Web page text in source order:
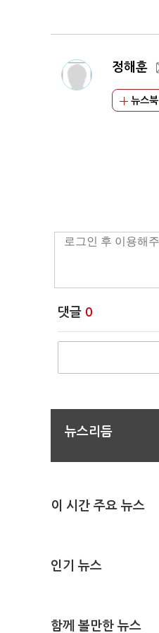
정해훈
뉴스북
댓글 0
뉴스리듬
이 시간 주요 뉴스
인기 뉴스
함께 볼만한 뉴스